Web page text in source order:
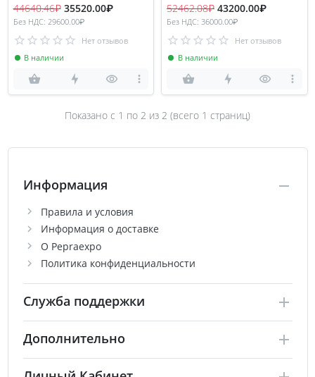
44640.46₽ 35520.00₽
Без НДС: 29600.00₽
Нет отзывов
В наличии
52462.08₽ 43200.00₽
Без НДС: 36000.00₽
Нет отзывов
В наличии
Показано с 1 по 2 из 2 (всего 1 страниц)
Информация
Правила и условия
Информация о доставке
О Pepraexpo
Политика конфиденциальности
Служба поддержки
Дополнительно